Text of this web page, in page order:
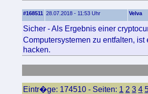
#168511 28.07.2018 - 11:53 Uhr Velva
Sicher - Als Ergebnis einer
Computersystemen zu entfalten,
hacken.
Eintr�ge: 174510 - Seiten: 1 2 3 4